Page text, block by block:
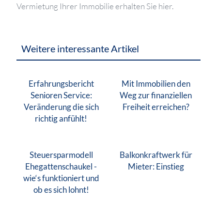
Vermietung Ihrer Immobilie erhalten Sie hier.
Weitere interessante Artikel
Erfahrungsbericht
Senioren Service:
Veränderung die sich
richtig anfühlt!
Mit Immobilien den
Weg zur finanziellen
Freiheit erreichen?
Steuersparmodell
Ehegattenschaukel -
wie‘s funktioniert und
ob es sich lohnt!
Balkonkraftwerk für
Mieter: Einstieg